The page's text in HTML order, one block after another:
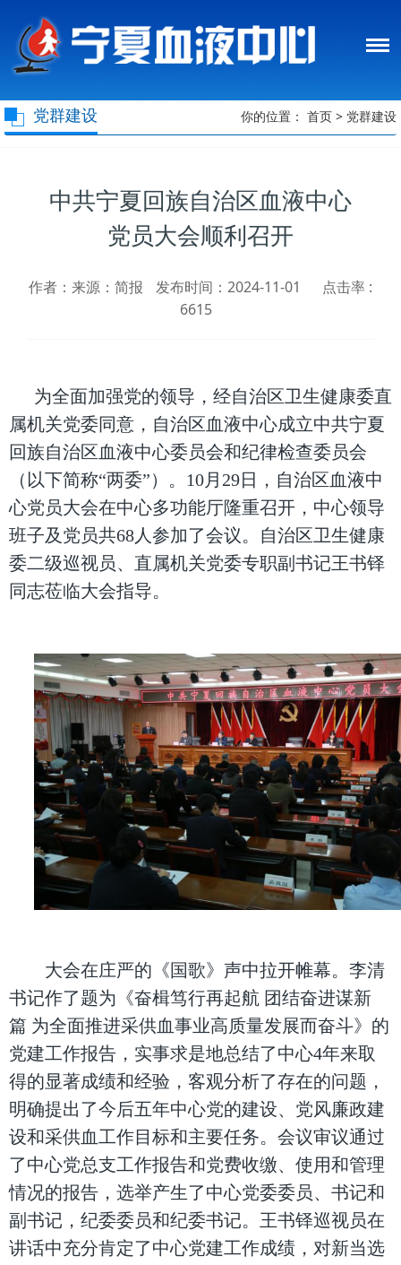
党群建设 你的位置： 首页 > 党群建设
中共宁夏回族自治区血液中心
党员大会顺利召开
作者：来源：简报 发布时间：2024-11-01
点击率 :
6615
为全面加强党的领导，经自治区卫生健康委直
属机关党委同意，自治区血液中心成立中共宁夏
回族自治区血液中心委员会和纪律检查委员会
（以下简称“两委”）。10月29日，自治区血液中
心党员大会在中心多功能厅隆重召开，中心领导
班子及党员共68人参加了会议。自治区卫生健康
委二级巡视员、直属机关党委专职副书记王书铎
同志莅临大会指导。
大会在庄严的《国歌》声中拉开帷幕。李清
书记作了题为《奋楫笃行再起航 团结奋进谋新
篇 为全面推进采供血事业高质量发展而奋斗》的
党建工作报告，实事求是地总结了中心4年来取
得的显著成绩和经验，客观分析了存在的问题，
明确提出了今后五年中心党的建设、党风廉政建
设和采供血工作目标和主要任务。会议审议通过
了中心党总支工作报告和党费收缴、使用和管理
情况的报告，选举产生了中心党委委员、书记和
副书记，纪委委员和纪委书记。王书铎巡视员在
讲话中充分肯定了中心党建工作成绩，对新当选